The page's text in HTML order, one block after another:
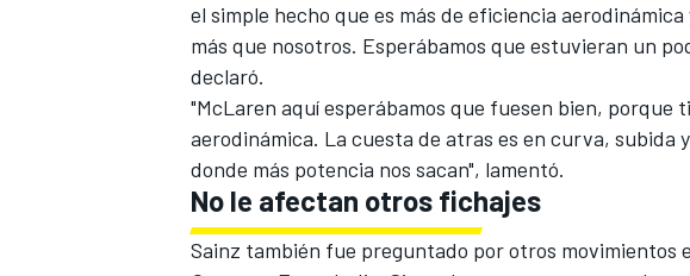
MÁS CATEGORÍAS
el simple hecho que es más de eficiencia
más que nosotros. Esperábamos que estuvieran un
declaró.
"McLaren aquí esperábamos que fuesen bien, porque
aerodinámica. La cuesta de atras es en curva, subida
donde más potencia nos sacan", lamentó.
No le afectan otros fichajes
Sainz también fue preguntado por otros movimientos